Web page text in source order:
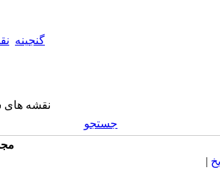
گنجینه
نقشه های
جستجو
|